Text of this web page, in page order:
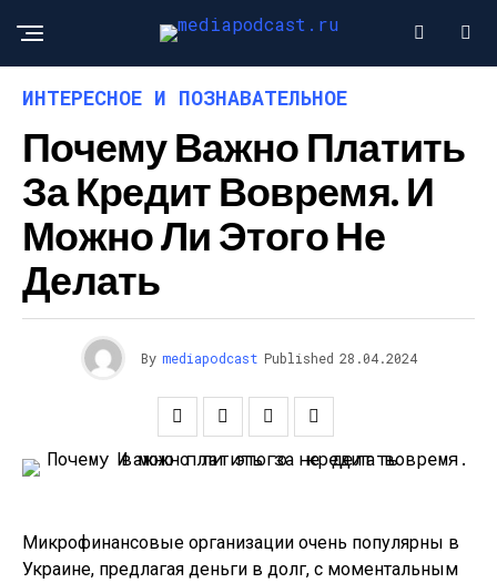
ИНТЕРЕСНОЕ И ПОЗНАВАТЕЛЬНОЕ
Почему Важно Платить
За Кредит Вовремя. И
Можно Ли Этого Не
Делать
By mediapodcast Published 28.04.2024
Микрофинансовые организации очень популярны в
Украине, предлагая деньги в долг, с моментальным